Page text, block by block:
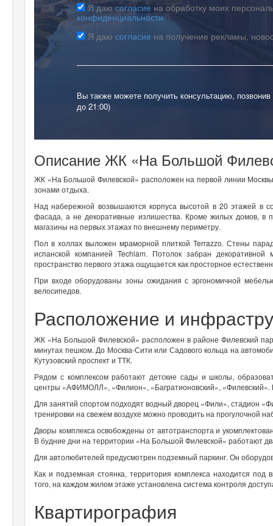
Я даю согласие на обработку моих
конфиденциальности
Я даю согласие на получение рекламы,
Вы также можете получить консультацию,
до 21:00)
Описание ЖК «На Большой
ЖК «На Большой Филевской» расположен на первой линии
зонами отдыха.
Над набережной возвышаются корпуса высотой в 20 этажей в
фасада, а не декоративные излишества. Кроме жилых домов, в
магазины на первых этажах по внешнему периметру.
Пол в холлах выложен мраморной плиткой Terrazzo. Стены
испанской компанией Techlam. Потолок забран
пространство первого этажа ощущается как просторное
При входе оборудованы зоны ожидания с эргономичной
велосипедов.
Расположение и
ЖК «На Большой Филевской» расположен в районе Филевский
минутах пешком. До Москва-Сити или Садового кольца на
Кутузовский проспект и ТТК.
Рядом с комплексом работают детские сады и школы,
центры «АФИМОЛЛ», «Филион», «Багратионовский»,
Для занятий спортом подходят водный дворец «Фили», стадион
тренировки на свежем воздухе можно проводить на прогулочной
Дворы комплекса освобождены от автотранспорта и
В будние дни на территории «На Большой Филевской» работают
Для автолюбителей предусмотрен подземный паркинг. Он
Как и подземная стоянка, территория комплекса находится
того, на каждом жилом этаже установлена система контроля
Квартирография